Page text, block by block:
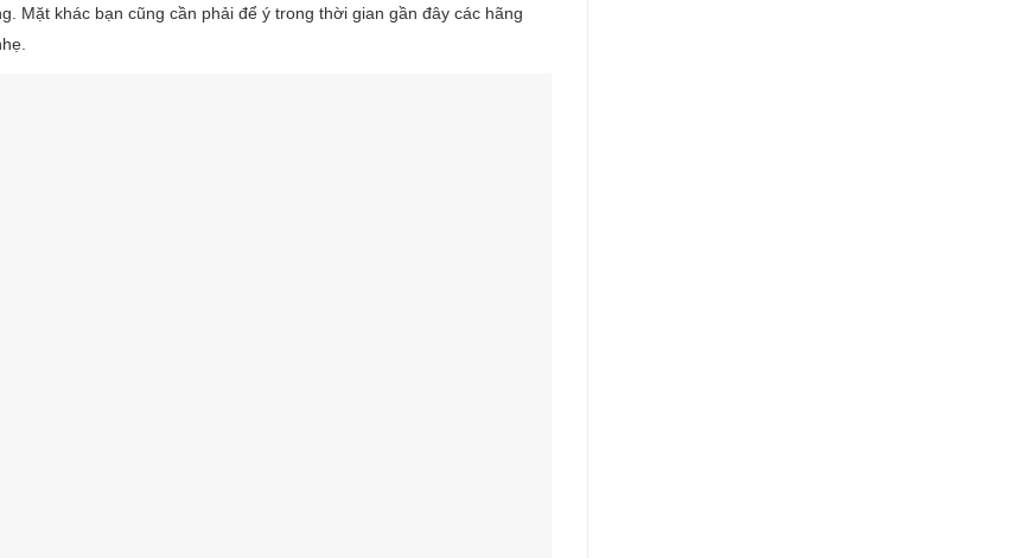
Mặt khác bạn cũng cần phải để ý trong thời gian gần đây các hãng